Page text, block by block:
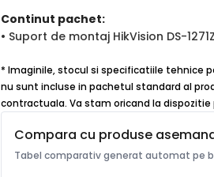
Continut pachet:
• Suport de montaj HikVision DS-
* Imaginile, stocul si specificatiile tehnice
nu sunt incluse in pachetul standard al
contractuala. Va stam oricand la
Compara cu produse
Tabel comparativ generat automat pe